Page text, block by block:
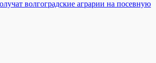
волгоградские аграрии на посевную